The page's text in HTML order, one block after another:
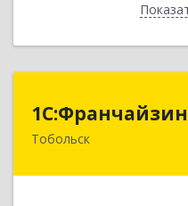
Тобольск